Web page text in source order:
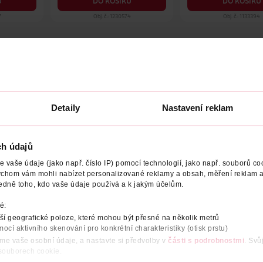
Detaily Nastavení reklam
údajů
vaše údaje (jako např. číslo IP) pomocí technologií, jako např. souborů
vám mohli nabízet personalizované reklamy a obsah, měření reklam
toho, kdo vaše údaje používá a k jakým účelům.
geografické poloze, které mohou být přesné na několik metrů
aktivního skenování pro konkrétní charakteristiky (otisk prstu)
vaše osobní údaje, a nastavte si předvolby v části s podrobnostmi.
cookie.
DO KOŠÍKU
Obj. č.: 1230574
DO KOŠÍKU
Obj. č.: 1133394
cyklus? Pokud cítíte, že vaše tělo ztrácí balanc,
a pomáhá ženám cítit se
pylu, mateří kašičky a dalších pečlivě vybraných látek, které